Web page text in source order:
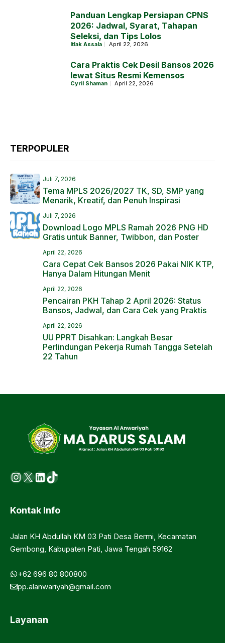
Panduan Lengkap Persiapan CPNS
2026: Jadwal, Syarat, Tahapan
Seleksi, dan Tips Lolos
Itlak Assala April 22, 2026
Cara Praktis Cek Desil Bansos 2026
lewat Situs Resmi Kemensos
Cyril Shaman April 22, 2026
TERPOPULER
Juli 7, 2026
Tema MPLS 2026/2027 TK, SD, SMP yang
Menarik, Kreatif, dan Penuh Inspirasi
Juli 7, 2026
Download Logo MPLS Ramah 2026 PNG HD
Gratis untuk Banner, Twibbon, dan Poster
April 22, 2026
Cara Cepat Cek Bansos 2026 Pakai NIK KTP,
Hanya Dalam Hitungan Menit
April 22, 2026
Pencairan PKH Tahap 2 April 2026: Status
Bansos, Jadwal, dan Cara Cek yang Praktis
April 22, 2026
UU PPRT Disahkan: Langkah Besar
Perlindungan Pekerja Rumah Tangga Setelah
22 Tahun
Instagram
X LinkedIn
https://www.tiktok.com/
Kontak Info
Jalan KH Abdullah KM 03 Pati Desa Bermi, Kecamatan
Gembong, Kabupaten Pati, Jawa Tengah 59162
+62 696 80 800800
pp.alanwariyah@gmail.com
Layanan